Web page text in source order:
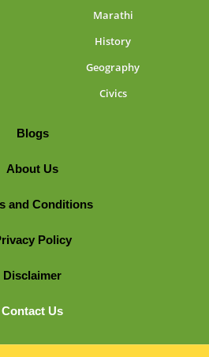
Marathi
History
Geography
Civics
Blogs
About Us
and Conditions
Policy
Disclaimer
Contact Us